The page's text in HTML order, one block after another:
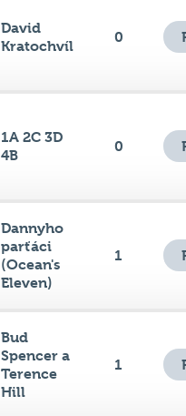
David
Kratochvíl
0
1A 2C 3D
4B
0
Dannyho
parťáci
(Ocean's
Eleven)
1
Bud
Spencer a
Terence
Hill
1